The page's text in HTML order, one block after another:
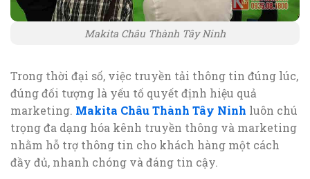
Makita Châu Thành Tây Ninh
Trong thời đại số, việc truyền tải thông tin đúng lúc,
đúng đối tượng là yếu tố quyết định hiệu quả
marketing. Makita Châu Thành Tây Ninh luôn chú
trọng đa dạng hóa kênh truyền thông và marketing
nhằm hỗ trợ thông tin cho khách hàng một cách
đầy đủ, nhanh chóng và đáng tin cậy.